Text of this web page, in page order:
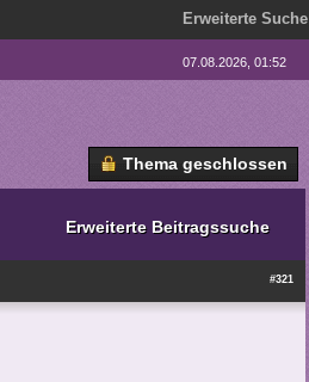
Erweiterte Suche
07.08.2026, 01:52
Thema geschlossen
Erweiterte Beitragssuche
#321